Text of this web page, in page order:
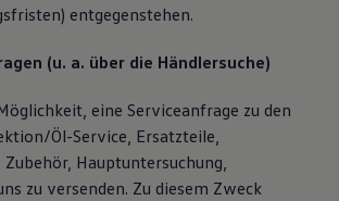
entgegenstehen.
(u. a. über die Händlersuche)
eine Serviceanfrage zu den
Öl-Service, Ersatzteile,
Zubehör, Hauptuntersuchung,
zu versenden. Zu diesem Zweck